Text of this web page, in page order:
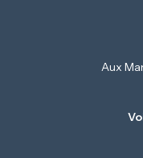
Aux